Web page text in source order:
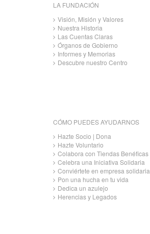
LA FUNDACIÓN
Visión, Misión y Valores
Nuestra Historia
Las Cuentas Claras
Órganos de Gobierno
Informes y Memorias
Descubre nuestro Centro
CÓMO PUEDES AYUDARNOS
Hazte Socio | Dona
Hazte Voluntario
Colabora con Tiendas Benéficas
Celebra una Iniciativa Solidaria
Conviértete en empresa solidaria
Pon una hucha en tu vida
Dedica un azulejo
Herencias y Legados